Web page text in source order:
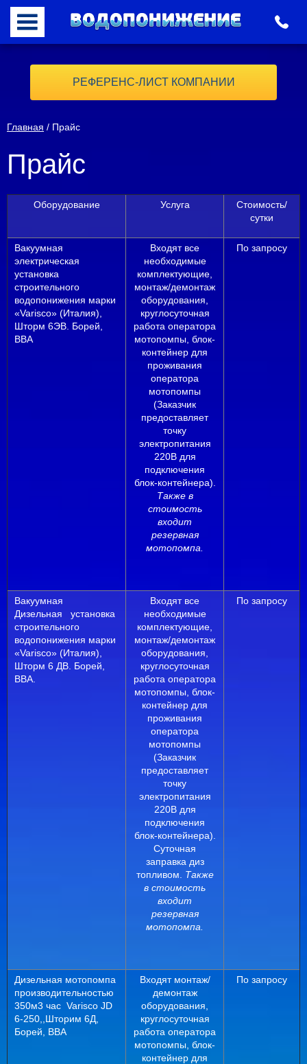
РЕФЕРЕНС-ЛИСТ КОМПАНИИ
Главная / Прайс
Прайс
Оборудование Услуга
Стоимость/
сутки
Вакуумная
электрическая
установка
строительного
водопонижения марки
«Varisco» (Италия),
Шторм 6ЭВ. Борей,
ВВА
Входят все
необходимые
комплектующие,
монтаж/демонтаж
оборудования,
круглосуточная
работа оператора
мотопомпы, блок-
контейнер для
проживания
оператора
мотопомпы
(Заказчик
предоставляет
точку
электропитания
220В для
подключения
блок-контейнера).
Также в
стоимость
входит
резервная
мотопомпа.
По запросу
Вакуумная
Дизельная установка
строительного
водопонижения марки
«Varisco» (Италия),
Шторм 6 ДВ. Борей,
ВВА.
Входят все
необходимые
комплектующие,
монтаж/демонтаж
оборудования,
круглосуточная
работа оператора
мотопомпы, блок-
контейнер для
проживания
оператора
мотопомпы
(Заказчик
предоставляет
точку
электропитания
220В для
подключения
блок-контейнера).
Суточная
заправка диз
топливом. Также
в стоимость
входит
резервная
мотопомпа.
По запросу
Дизельная мотопомпа
производительностью
350м3 час Varisco JD
6-250,,Шторим 6Д,
Борей, ВВА
Входят монтаж/
демонтаж
оборудования,
круглосуточная
работа оператора
мотопомпы, блок-
контейнер для
По запросу